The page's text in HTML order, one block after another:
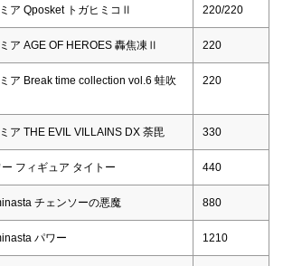
ア Qposket トガヒミコⅡ 220/220
ア AGE OF HEROES 轟焦凍Ⅱ 220
ア Break time collection vol.6 蛙吹
220
ア THE EVIL VILLAINS DX 荼毘 330
フィギュア タイトー 440
チェンソーの悪魔 880
パワー 1210